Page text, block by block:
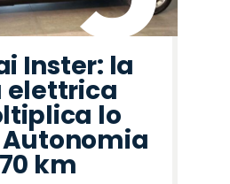
Inster: la
elettrica
lo
km